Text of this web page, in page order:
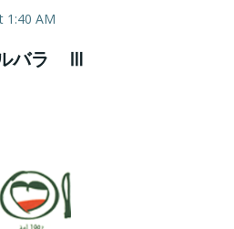
1:40 AM
ルバラ Ⅲ